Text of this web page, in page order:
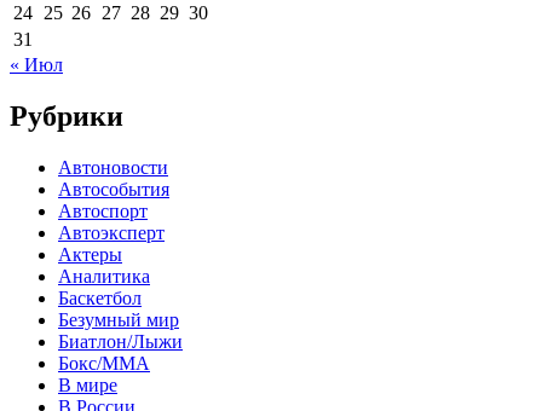
24 25 26 27 28 29 30
31
« Июл
Рубрики
Автоновости
Автособытия
Автоспорт
Автоэксперт
Актеры
Аналитика
Баскетбол
Безумный мир
Биатлон/Лыжи
Бокс/MMA
В мире
В России